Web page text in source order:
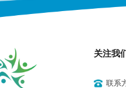
关注我
联系